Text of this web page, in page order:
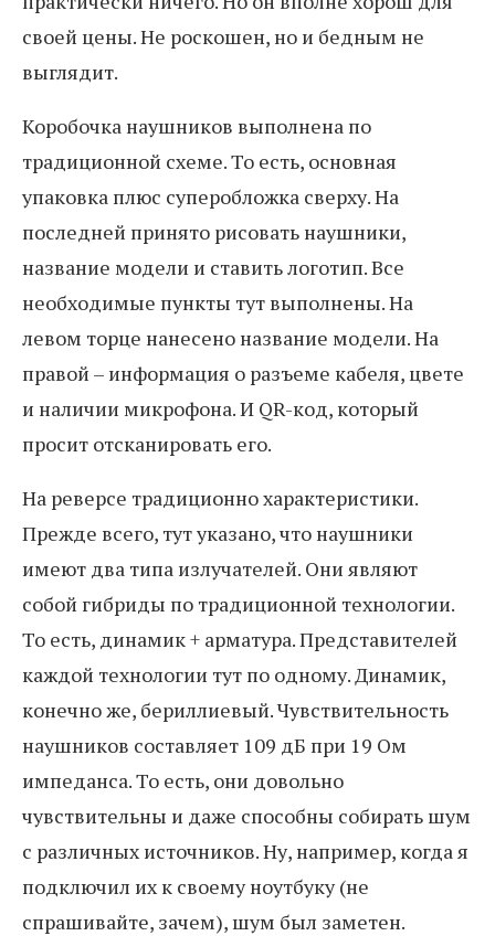
своей цены. Не роскошен, но и бедным не
выглядит.
Коробочка наушников выполнена по
традиционной схеме. То есть, основная
упаковка плюс суперобложка сверху. На
последней принято рисовать наушники,
название модели и ставить логотип. Все
необходимые пункты тут выполнены. На
левом торце нанесено название модели. На
правой – информация о разъеме кабеля, цвете
и наличии микрофона. И QR-код, который
просит отсканировать его.
На реверсе традиционно характеристики.
Прежде всего, тут указано, что наушники
имеют два типа излучателей. Они являют
собой гибриды по традиционной технологии.
То есть, динамик + арматура. Представителей
каждой технологии тут по одному. Динамик,
конечно же, бериллиевый. Чувствительность
наушников составляет 109 дБ при 19 Ом
импеданса. То есть, они довольно
чувствительны и даже способны собирать шум
с различных источников. Ну, например, когда я
подключил их к своему ноутбуку (не
спрашивайте, зачем), шум был заметен.